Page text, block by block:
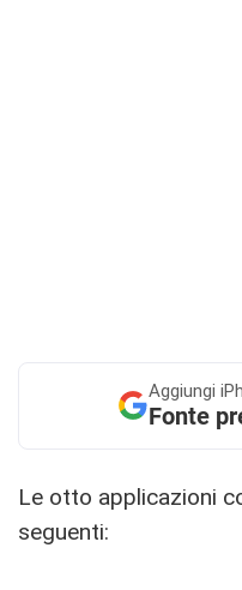
Aggiungi
Fonte
Le otto applicazioni
seguenti: